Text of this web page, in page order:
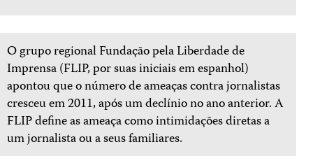
O grupo regional Fundação pela Liberdade de
Imprensa (FLIP, por suas iniciais em espanhol)
apontou que o número de ameaças contra jornalistas
cresceu em 2011, após um declínio no ano anterior. A
FLIP define as ameaça como intimidações diretas a
um jornalista ou a seus familiares.